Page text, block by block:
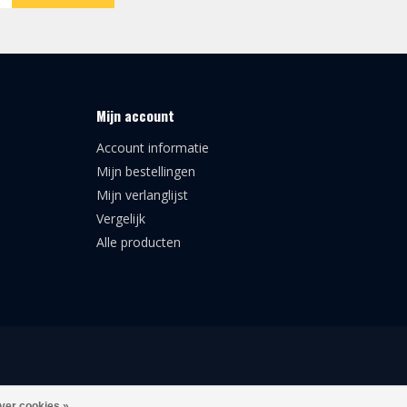
Mijn account
Account informatie
Mijn bestellingen
Mijn verlanglijst
Vergelijk
Alle producten